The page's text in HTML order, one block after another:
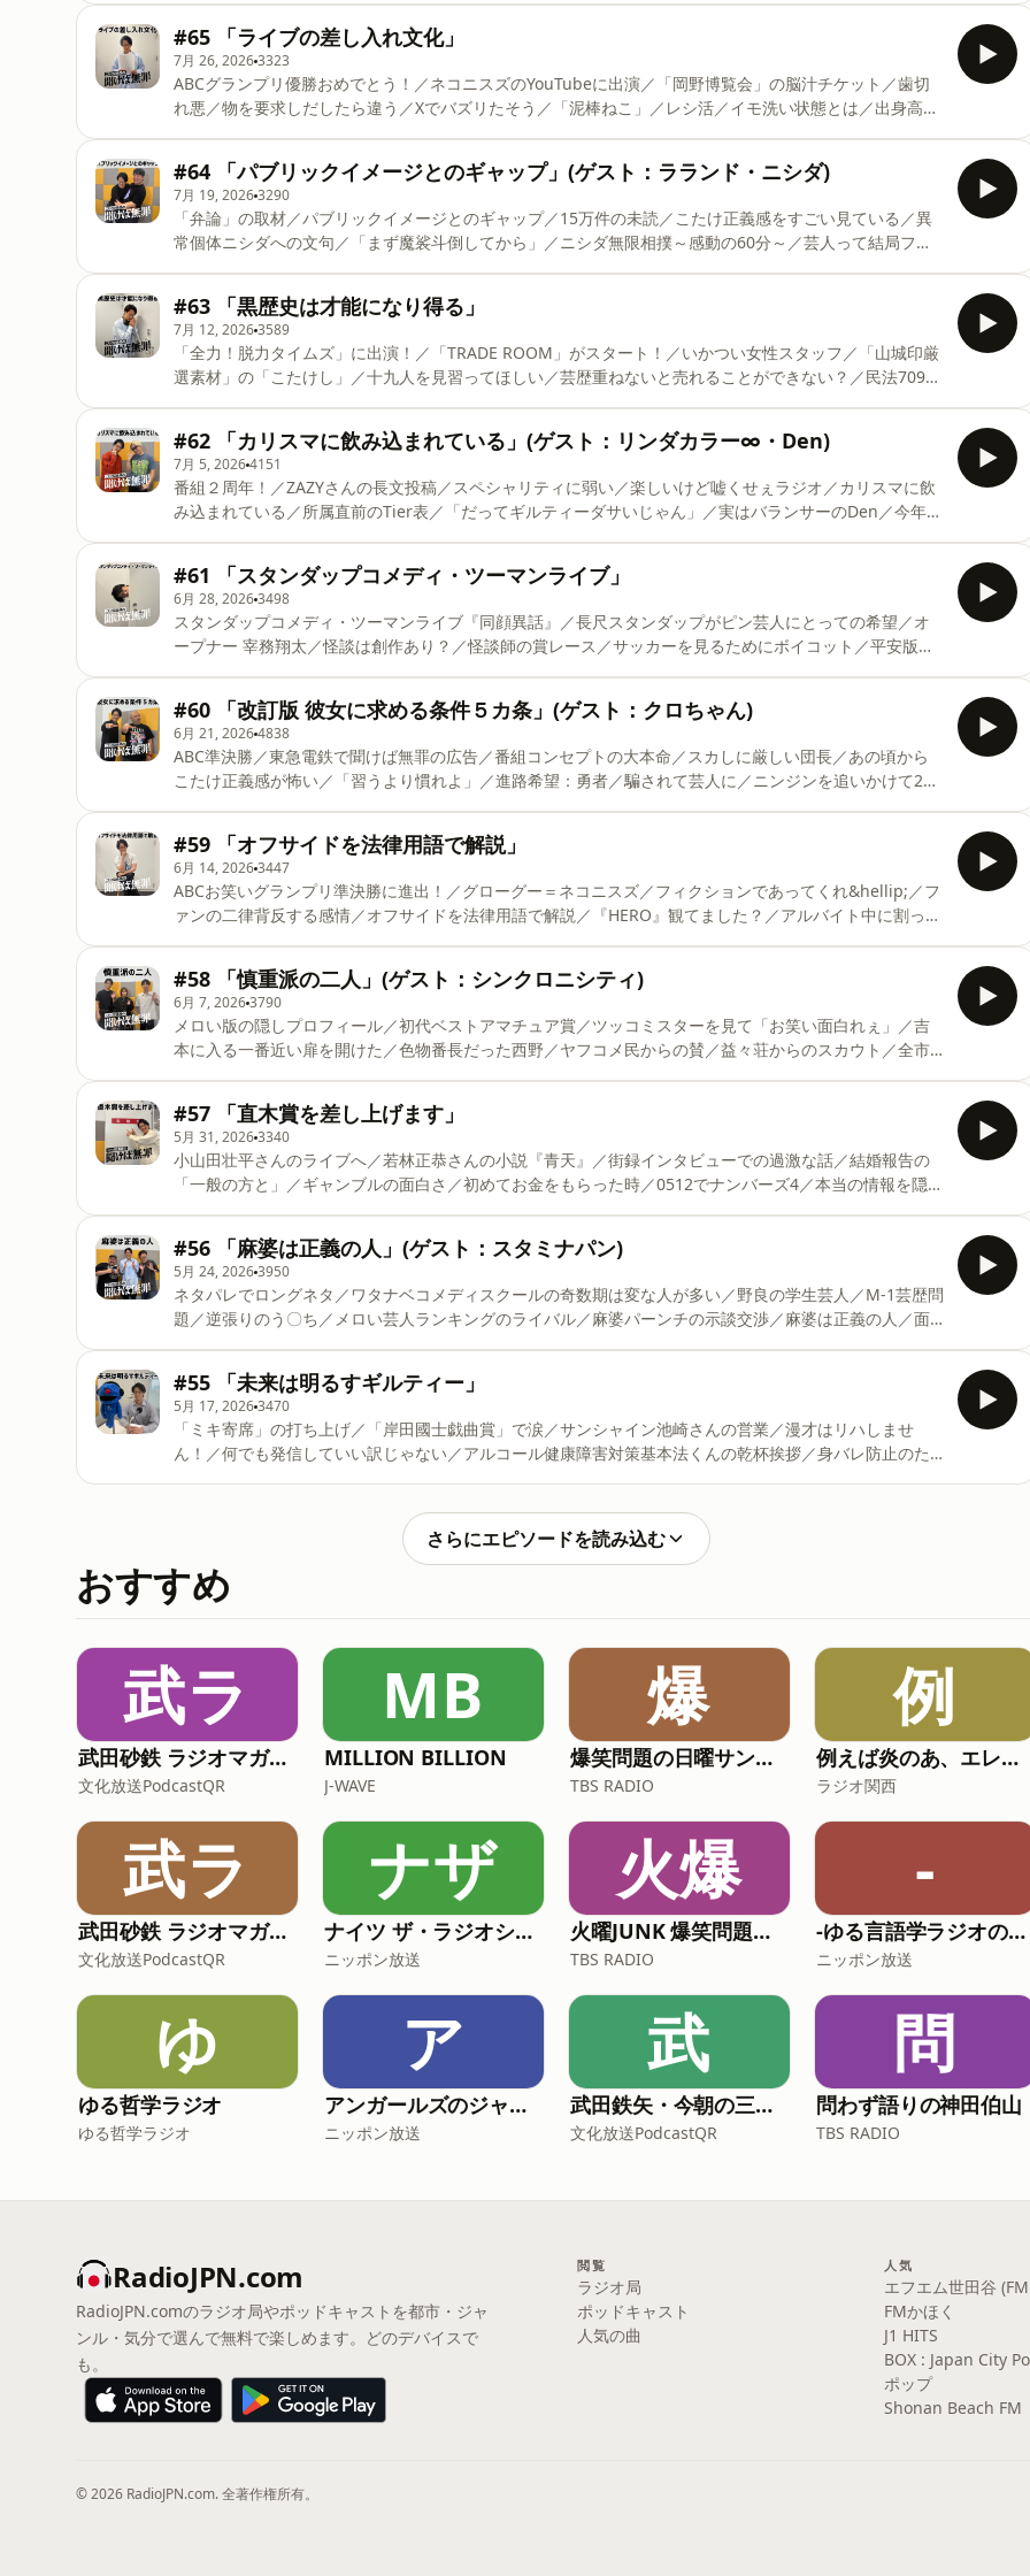
コメンテーターの仕事／「選挙特番」えぐいことしてる／勉強できる人の共通点は「脳の持久力」 今回
は、XXCLUBの大島育宙さんをゲストにお迎えします！
#65 「ライブの差し入れ文化」
7月 26, 20263323
ABCグランプリ優勝おめでとう！／ネコニスズのYouTubeに出演／「岡野博覧会」の脳汁チケット／歯切
れ悪／物を要求しだしたら違う／Xでバズリたそう／「泥棒ねこ」／レシ活／イモ洗い状態とは／出身高校
メール：メールフォーム（https://docs.google.com/forms/d/e/1FAIp
#64 「パブリックイメージとのギャップ」(ゲスト：ラランド・ニシダ)
7月 19, 20263290
「弁論」の取材／パブリックイメージとのギャップ／15万件の未読／こたけ正義感をすごい見ている／異
常個体ニシダへの文句／「まず魔裟斗倒してから」／ニシダ無限相撲～感動の60分～／芸人って結局ファ
します！
メール：メールフォーム（https://docs.g
#63 「黒歴史は才能になり得る」
7月 12, 20263589
「全力！脱力タイムズ」に出演！／「TRADE ROOM」がスタート！／いかつい女性スタッフ／「山城印厳
選素材」の「こたけし」／十九人を見習ってほしい／芸歴重ねないと売れることができない？／民法709条
メール：メールフォーム（https://docs.google.co
#62 「カリスマに飲み込まれている」(ゲスト：リンダカラー∞・Den)
7月 5, 20264151
番組２周年！／ZAZYさんの長文投稿／スペシャリティに弱い／楽しいけど嘘くせぇラジオ／カリスマに飲
み込まれている／所属直前のTier表／「だってギルティーダサいじゃん」／実はバランサーのDen／今年の
メール：メールフォーム（https://d
#61 「スタンダップコメディ・ツーマンライブ」
6月 28, 20263498
スタンダップコメディ・ツーマンライブ『同顔異話』／長尺スタンダップがピン芸人にとっての希望／オ
ープナー 宰務翔太／怪談は創作あり？／怪談師の賞レース／サッカーを見るためにボイコット／平安版の
メール：メールフォーム（https://docs.google.com/forms/d/e/1FAIp
#60 「改訂版 彼女に求める条件５カ条」(ゲスト：クロちゃん)
6月 21, 20264838
ABC準決勝／東急電鉄で聞けば無罪の広告／番組コンセプトの大本命／スカしに厳しい団長／あの頃から
こたけ正義感が怖い／「習うより慣れよ」／進路希望：勇者／騙されて芸人に／ニンジンを追いかけて27
ゲストにお迎えします！
メール：メールフォーム（https:
#59 「オフサイドを法律用語で解説」
6月 14, 20263447
ABCお笑いグランプリ準決勝に進出！／グローグー＝ネコニスズ／フィクションであってくれ&hellip;／フ
ァンの二律背反する感情／オフサイドを法律用語で解説／『HERO』観てました？／アルバイト中に割って
メール：メールフォーム（https://docs.go
#58 「慎重派の二人」(ゲスト：シンクロニシティ)
6月 7, 20263790
メロい版の隠しプロフィール／初代ベストアマチュア賞／ツッコミスターを見て「お笑い面白れぇ」／吉
本に入る一番近い扉を開けた／色物番長だった西野／ヤフコメ民からの賛／益々荘からのスカウト／全市
メール：メールフォーム（https://docs.googl
#57 「直木賞を差し上げます」
5月 31, 20263340
小山田壮平さんのライブへ／若林正恭さんの小説『青天』／街録インタビューでの過激な話／結婚報告の
「一般の方と」／ギャンブルの面白さ／初めてお金をもらった時／0512でナンバーズ4／本当の情報を隠し
たりをゲストにお迎えします！
メール：メールフォーム（h
#56 「麻婆は正義の人」(ゲスト：スタミナパン)
5月 24, 20263950
ネタパレでロングネタ／ワタナベコメディスクールの奇数期は変な人が多い／野良の学生芸人／M-1芸歴問
題／逆張りのう〇ち／メロい芸人ランキングのライバル／麻婆パーンチの示談交渉／麻婆は正義の人／面
メール：メールフォーム（https://docs.google.
#55 「未来は明るすギルティー」
5月 17, 20263470
「ミキ寄席」の打ち上げ／「岸田國士戯曲賞」で涙／サンシャイン池崎さんの営業／漫才はリハしませ
ん！／何でも発信していい訳じゃない／アルコール健康障害対策基本法くんの乾杯挨拶／身バレ防止のた
メール：メールフォーム（https://docs.google.com/forms/d/e/1
さらにエピソードを読み込む
おすすめ
武ラ
武田砂鉄 ラジオマガジン「ラジマガインタビュー」
文化放送PodcastQR
MB
MILLION BILLION
J-WAVE
爆
爆笑問題の日曜サンデー
TBS RADIO
例
例えば炎のあ、エレガンス
ラジオ関西
武ラ
武田砂鉄 ラジオマガジン 「ラジマガコラム」
文化放送PodcastQR
ナザ
ナイツ ザ・ラジオショー【最新回のみ】
ニッポン放送
火爆
火曜JUNK 爆笑問題カーボーイ
TBS RADIO
-
-ゆる言語学ラジオのオールナイトニッポンPODCAST【月替り・5月担当】---
ニッポン放送
ゆ
ゆる哲学ラジオ
ゆる哲学ラジオ
ア
アンガールズのジャンピン[-オールナイトニッポンPODCAST-]
ニッポン放送
武
武田鉄矢・今朝の三枚おろし
文化放送PodcastQR
問
問わず語りの神田伯山
TBS RADIO
RadioJPN.com
RadioJPN.comのラジオ局やポッドキャストを都市・ジャ
ンル・気分で選んで無料で楽しめます。どのデバイスで
も。
閲覧
ラジオ局
ポッドキャスト
人気の曲
人気
エフエム世田谷
FMかほく
J1 HITS
BOX : Japan City
ポップ
Shonan Beach FM
© 2026 RadioJPN.com. 全著作権所有。